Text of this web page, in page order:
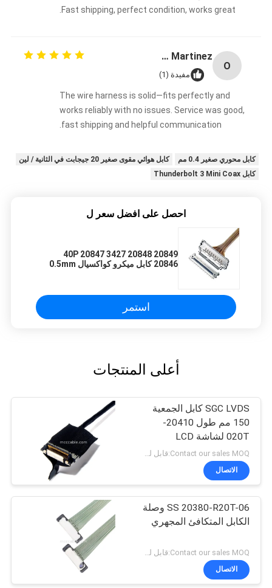
Fast shipping, perfect condition, works great.
O
Oliver Martinez
مفيدة (1)
The wire harness is solid—fits perfectly and
works reliably with no issues. Service was good,
fast shipping and helpful communication.
كابل محوري صغير 0.4 مم
كابل هوائي مقوى صغير 20 جيجابت في الثانية / لين
كابل Thunderbolt 3 Mini Coax
احصل على افضل سعر ل
40P 20847 3427 20848 20849
20846 كابل ميكرو كواكسيال 0.5mm
استمر
أعلى المنتجات
SGC LVDS كابل الجمعية
150 مم طول 20410-
020T لشاشة LCD
الاتصال
SS 20380-R20T-06 وصلة
الكابل المتكافئ المجهري
الاتصال